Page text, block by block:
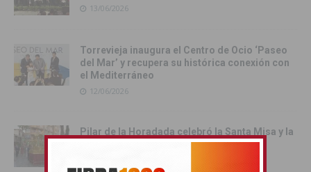
13/06/2026
Torrevieja inaugura el Centro de Ocio ‘Paseo
del Mar’ y recupera su histórica conexión con
el Mediterráneo
12/06/2026
Pilar de la Horadada celebró la Santa Misa y la
Procesión del Corpus Christi 2026